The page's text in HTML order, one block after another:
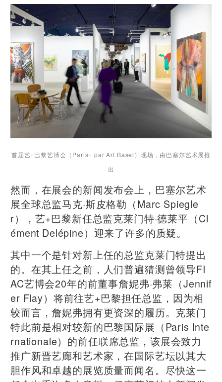
首届艺+巴黎艺博会（Paris+ par Art Basel）现场， 由巴塞尔艺术展推
出
然而，在展会的新闻发布会上，巴塞尔艺术
展全球总监马克·斯皮格勒（Marc Spiegle
r），艺+巴黎新任总监克莱门特·德莱平（Cl
ément Delépine）迎来了许多的质疑。
其中一个是针对新上任的总监克莱门特提出
的。在其上任之前，人们普遍猜测曾领导FI
AC艺博会20年的前董事詹妮弗·弗莱（Jennif
er Flay）将前往艺+巴黎担任总监，因为相
较而言，詹妮弗拥有更资深的履历。克莱门
特此前是相对较新的巴黎国际展（Paris Inte
rnationale）的前任联席总监，该展会致力
推广新晋艺廊和艺术家，在国际艺坛以其大
胆作风和卓越的展览质量而闻名。尽快这一